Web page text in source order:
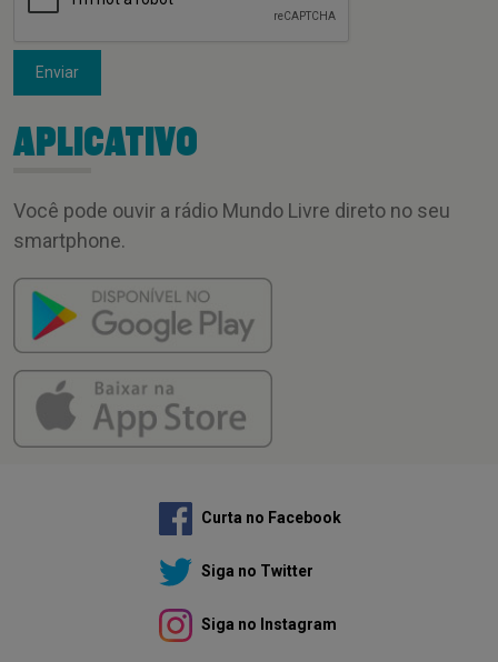
Enviar
APLICATIVO
Você pode ouvir a rádio Mundo Livre direto no seu
smartphone.
Curta no Facebook
Siga no Twitter
Siga no Instagram